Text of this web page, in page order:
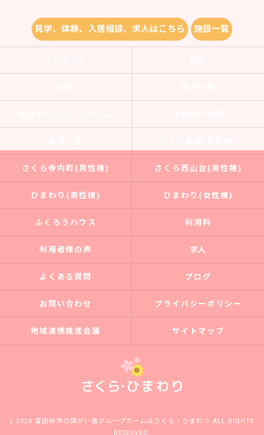
見学、体験、入居相談、求人はこちら 施設一覧
さくら寺内町(男性棟) さくら西山台(男性棟)
ひまわり(男性棟) ひまわり(女性棟)
ふくろうハウス 利用料
利用者様の声 求人
よくある質問 ブログ
お問い合わせ プライバシーポリシー
地域連携推進会議 サイトマップ
c 2026 富田林市の障がい者グループホームはさくら・ひまわり ALL RIGHTS
RESERVED.